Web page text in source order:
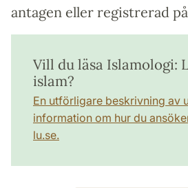
antagen eller registrerad
Vill du läsa Islamologi:
islam?
En utförligare beskrivning av
information om hur du
lu.se.